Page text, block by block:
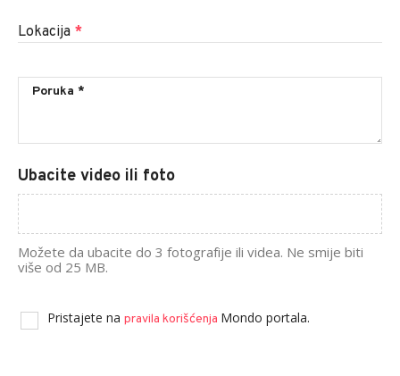
Lokacija *
Ubacite video ili foto
Možete da ubacite do 3 fotografije ili videa. Ne smije biti
više od 25 MB.
Pristajete na pravila korišćenja Mondo portala.